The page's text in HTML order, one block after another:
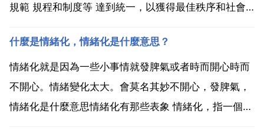
規範 規程和制度等 達到統一，以獲得最佳秩序和社會
某種事物的發展需要，合理地制定組織規程和基本制度
以及工作流程，以形成統 一 規範和相對穩定的管理體...
什麼是情緒化，情緒化是什麼意思？
情緒化就是因為一些小事情就發脾氣或者時而開心時而
不開心。情緒變化太大。會莫名其妙不開心，發脾氣，
情緒化是什麼意思情緒化有那些表象 情緒化，指一個人